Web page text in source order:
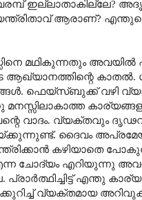
ഇല്ലാതാകില്ലേ?
ആരാണ്?
മഥികുന്നതും അവയിൽ
ആഖ്യാനത്തിന്റെ
ഫെയ്സ്ബുക്ക് വഴി
വാദം. വ്യക്തവും
ദൈവം
കഴിയാതെ
എറിയുന്നു അവൻ.
എന്തു
വ്യക്തമായ